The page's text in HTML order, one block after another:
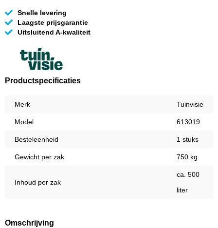
Snelle levering
Laagste prijsgarantie
Uitsluitend A-kwaliteit
Productspecificaties
Merk Tuinvisie
Model 613019
Besteleenheid 1 stuks
Gewicht per zak 750 kg
Inhoud per zak
ca. 500
liter
Omschrijving